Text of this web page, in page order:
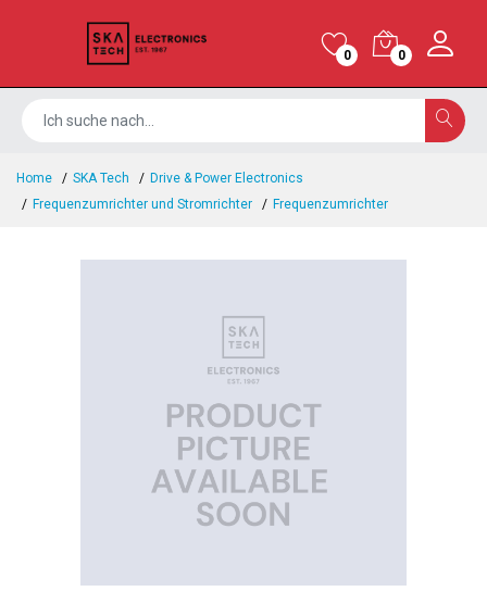
0 0
Home SKA Tech
Drive & Power Electronics
Frequenzumrichter und Stromrichter
Frequenzumrichter